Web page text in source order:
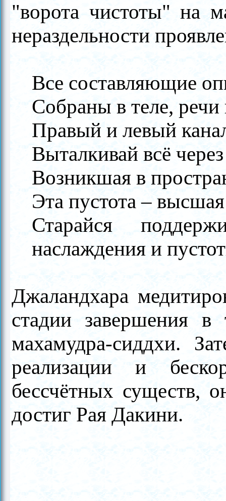
"ворота чистоты" на
нераздельности
Все составляющие
Собраны в теле, речи
Правый и левый
Выталкивай всё
Возникшая в
Эта пустота –
Старайся
наслаждения и
Джаландхара
стадии завершения
махамудра-сиддхи.
реализации и
бессчётных существ,
достиг Рая Дакини.